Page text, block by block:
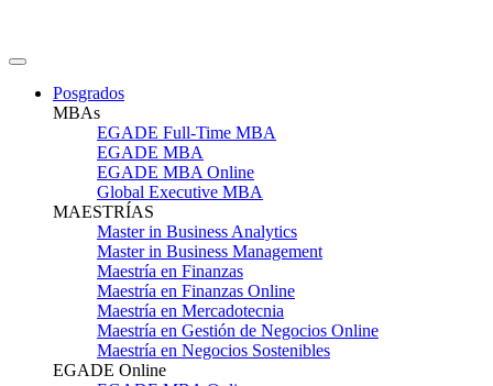
Posgrados
MBAs
EGADE Full-Time MBA
EGADE MBA
EGADE MBA Online
Global Executive MBA
MAESTRÍAS
Master in Business Analytics
Master in Business Management
Maestría en Finanzas
Maestría en Finanzas Online
Maestría en Mercadotecnia
Maestría en Gestión de Negocios Online
Maestría en Negocios Sostenibles
EGADE Online